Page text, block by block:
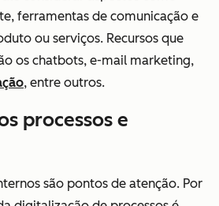
ferramentas de comunicação e
ou serviços. Recursos que
os chatbots, e-mail marketing,
, entre outros.
processos e
são pontos de atenção. Por